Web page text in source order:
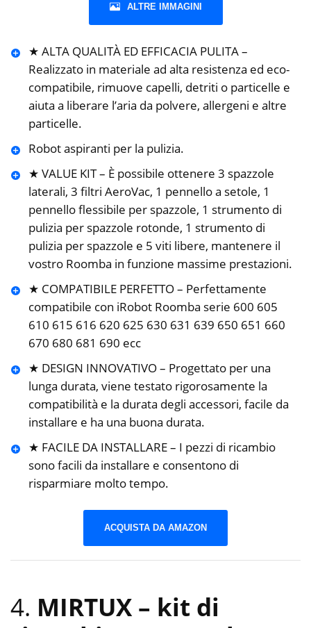
ALTRE IMMAGINI
★ ALTA QUALITÀ ED EFFICACIA PULITA –
Realizzato in materiale ad alta resistenza ed eco-
compatibile, rimuove capelli, detriti o particelle e
aiuta a liberare l’aria da polvere, allergeni e altre
particelle.
Robot aspiranti per la pulizia.
★ VALUE KIT – È possibile ottenere 3 spazzole
laterali, 3 filtri AeroVac, 1 pennello a setole, 1
pennello flessibile per spazzole, 1 strumento di
pulizia per spazzole rotonde, 1 strumento di
pulizia per spazzole e 5 viti libere, mantenere il
vostro Roomba in funzione massime prestazioni.
★ COMPATIBILE PERFETTO – Perfettamente
compatibile con iRobot Roomba serie 600 605
610 615 616 620 625 630 631 639 650 651 660
670 680 681 690 ecc
★ DESIGN INNOVATIVO – Progettato per una
lunga durata, viene testato rigorosamente la
compatibilità e la durata degli accessori, facile da
installare e ha una buona durata.
★ FACILE DA INSTALLARE – I pezzi di ricambio
sono facili da installare e consentono di
risparmiare molto tempo.
ACQUISTA DA AMAZON
4. MIRTUX – kit di